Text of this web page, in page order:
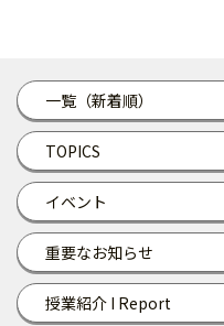
一覧（新着順）
TOPICS
イベント
重要なお知らせ
授業紹介 I Report